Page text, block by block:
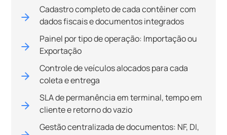
Cadastro completo de cada contêiner com
dados fiscais e documentos integrados
Painel por tipo de operação: Importação ou
Exportação
Controle de veículos alocados para cada
coleta e entrega
SLA de permanência em terminal, tempo em
cliente e retorno do vazio
Gestão centralizada de documentos: NF, DI,